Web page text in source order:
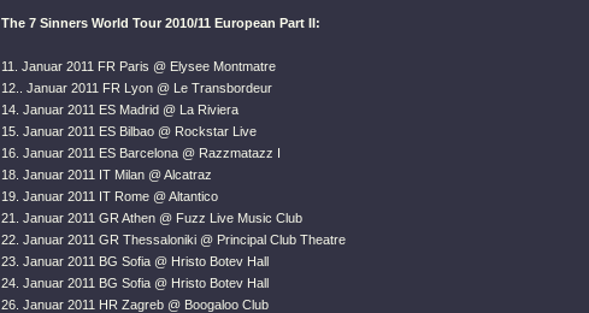
The 7 Sinners World Tour 2010/11 European Part II:
11. Januar 2011 FR Paris @ Elysee Montmatre
12.. Januar 2011 FR Lyon @ Le Transbordeur
14. Januar 2011 ES Madrid @ La Riviera
15. Januar 2011 ES Bilbao @ Rockstar Live
16. Januar 2011 ES Barcelona @ Razzmatazz I
18. Januar 2011 IT Milan @ Alcatraz
19. Januar 2011 IT Rome @ Altantico
21. Januar 2011 GR Athen @ Fuzz Live Music Club
22. Januar 2011 GR Thessaloniki @ Principal Club Theatre
23. Januar 2011 BG Sofia @ Hristo Botev Hall
24. Januar 2011 BG Sofia @ Hristo Botev Hall
26. Januar 2011 HR Zagreb @ Boogaloo Club